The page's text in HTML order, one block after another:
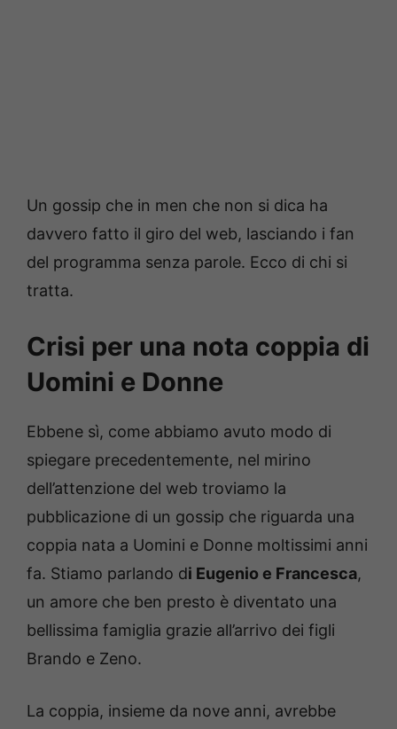
Un gossip che in men che non si dica ha
davvero fatto il giro del web, lasciando i fan
del programma senza parole. Ecco di chi si
tratta.
Crisi per una nota coppia di
Uomini e Donne
Ebbene sì, come abbiamo avuto modo di
spiegare precedentemente, nel mirino
dell’attenzione del web troviamo la
pubblicazione di un gossip che riguarda una
coppia nata a Uomini e Donne moltissimi anni
fa. Stiamo parlando di Eugenio e Francesca,
un amore che ben presto è diventato una
bellissima famiglia grazie all’arrivo dei figli
Brando e Zeno.
La coppia, insieme da nove anni, avrebbe